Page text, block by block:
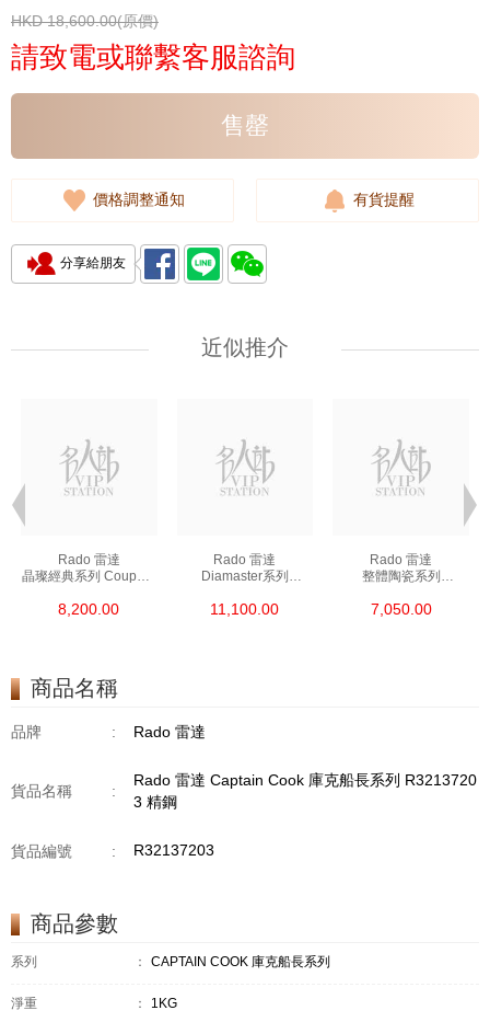
HKD 18,600.00(原價)
請致電或聯繫客服諮詢
售罄
價格調整通知 有貨提醒
分享給朋友
近似推介
Rado 雷達
晶璨經典系列 Coupole
精鋼
8,200.00
Rado 雷達
Diamaster系列
11,100.00
Rado 雷達
整體陶瓷系列
陶瓷
7,050.00
商品名稱
品牌 : Rado 雷達
貨品名稱 :
Rado 雷達 Captain Cook 庫克船長系列 R3213720
3 精鋼
貨品編號 : R32137203
商品參數
系列 ： CAPTAIN COOK 庫克船長系列
淨重 ： 1KG